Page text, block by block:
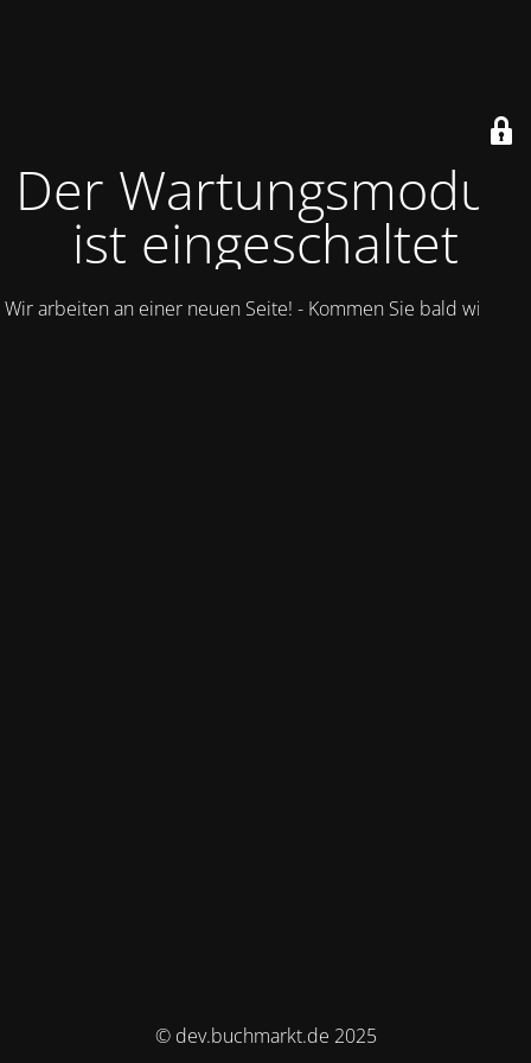
Der Wartungsmodus
ist eingeschaltet
Wir arbeiten an einer neuen Seite! - Kommen Sie bald wieder.
© dev.buchmarkt.de 2025